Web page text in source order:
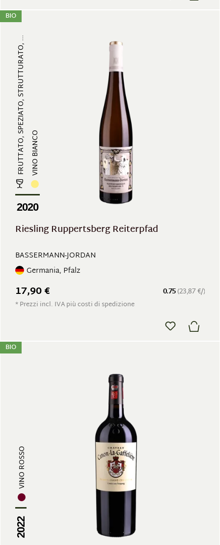
BIO
FRUTTATO, SPEZIATO, STRUTTURATO, ...VINO BIANCO
2020
Riesling Ruppertsberg Reiterpfad
BASSERMANN-JORDAN
Germania, Pfalz
0.75(23,87 €/)
17,90 €
* Prezzi incl. IVA più costi di spedizione
BIO
VINO ROSSO
2022